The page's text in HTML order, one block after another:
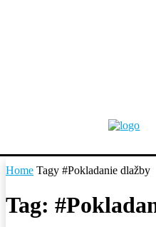
Home Tagy #Pokladanie dlažby
Tag: